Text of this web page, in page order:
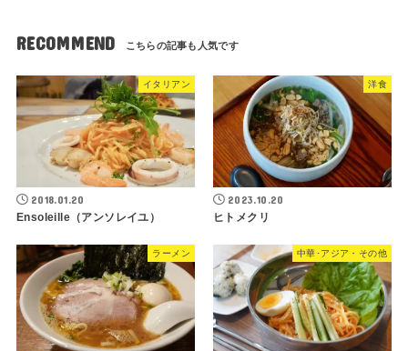
RECOMMEND
イタリアン
2018.01.20
Ensoleille（アンソレイユ）
洋食
2023.10.20
ヒトメクリ
ラーメン 中華･アジア・その他